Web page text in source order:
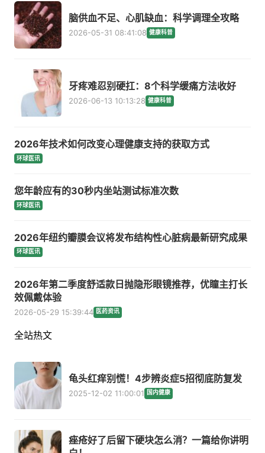
脑供血不足、心肌缺血：科学调理全攻略
2026-05-31 08:41:08 健康科普
牙疼难忍别硬扛：8个科学缓痛方法收好
2026-06-13 10:13:28 健康科普
2026年技术如何改变心理健康支持的获取方式
环球医讯
您年龄应有的30秒内坐站测试标准次数
环球医讯
2026年纽约瓣膜会议将发布结构性心脏病最新研究成果
环球医讯
2026年第二季度舒适款日抛隐形眼镜推荐，优瞳主打长
效佩戴体验
2026-05-29 15:39:44 医药资讯
全站热文
龟头红痒别慌！4步辨炎症5招彻底防复发
2025-12-02 11:00:01 国内健康
痤疮好了后留下硬块怎么消？一篇给你讲明